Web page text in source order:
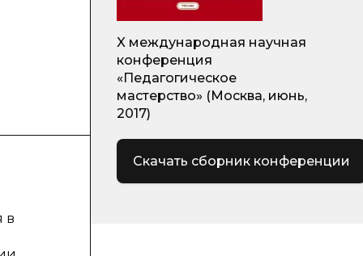
в
X международная научная
конференция
«Педагогическое
мастерство» (Москва, июнь,
2017)
Скачать сборник конференции